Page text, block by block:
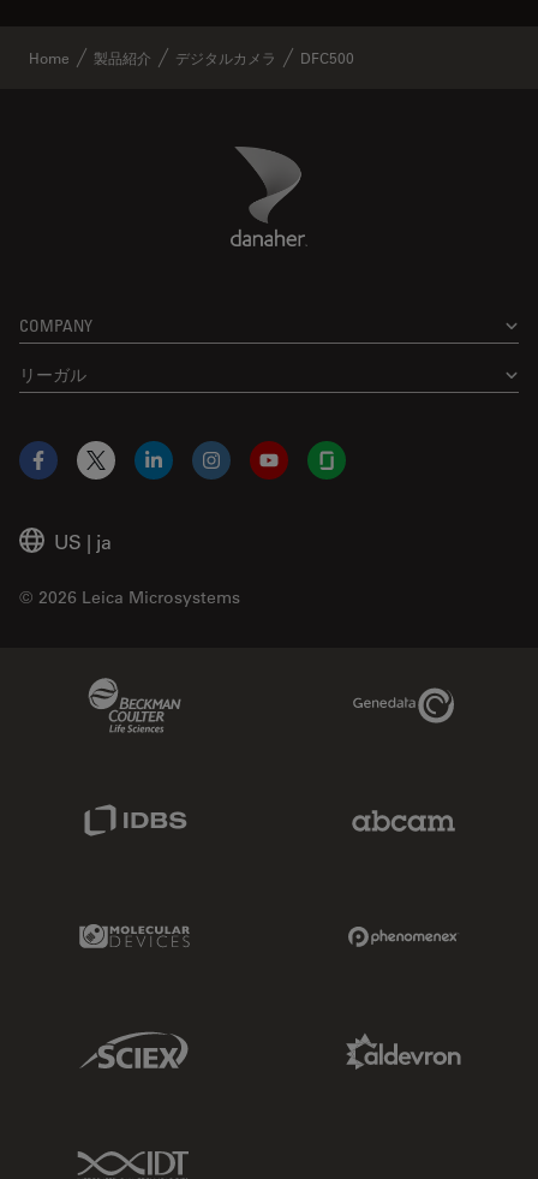
Home 製品紹介 デジタルカメラ DFC500
Danaher Logo
COMPANY
リーガル
US | ja
© 2026 Leica Microsystems
Facebook
X LinkedInInstagramYouTubeGlassdoor
Genedata Link
Molecular Devices Link
Sciex Link
IDT Link